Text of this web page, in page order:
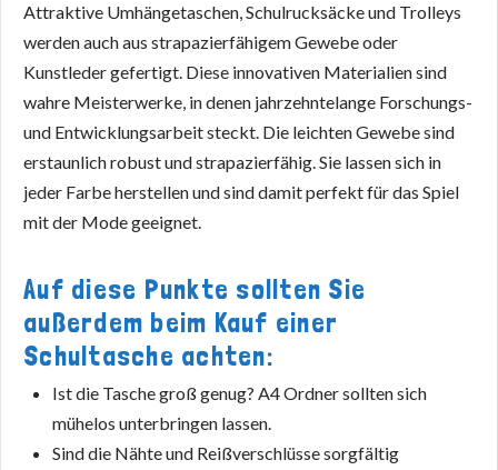
Attraktive Umhängetaschen, Schulrucksäcke und Trolleys
werden auch aus strapazierfähigem Gewebe oder
Kunstleder gefertigt. Diese innovativen Materialien sind
wahre Meisterwerke, in denen jahrzehntelange Forschungs-
und Entwicklungsarbeit steckt. Die leichten Gewebe sind
erstaunlich robust und strapazierfähig. Sie lassen sich in
jeder Farbe herstellen und sind damit perfekt für das Spiel
mit der Mode geeignet.
Auf diese Punkte sollten Sie
außerdem beim Kauf einer
Schultasche achten:
Ist die Tasche groß genug? A4 Ordner sollten sich
mühelos unterbringen lassen.
Sind die Nähte und Reißverschlüsse sorgfältig